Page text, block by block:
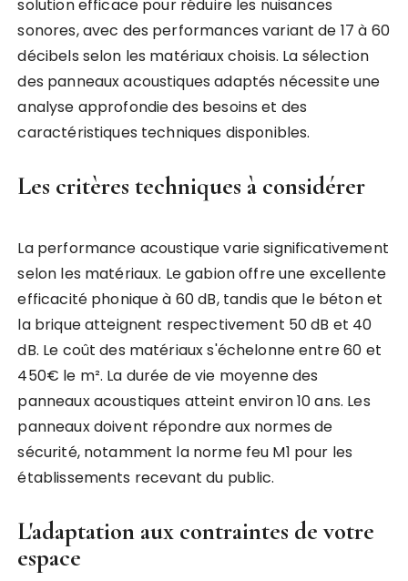
solution efficace pour réduire les nuisances
sonores, avec des performances variant de 17 à 60
décibels selon les matériaux choisis. La sélection
des panneaux acoustiques adaptés nécessite une
analyse approfondie des besoins et des
caractéristiques techniques disponibles.
Les critères techniques à considérer
La performance acoustique varie significativement
selon les matériaux. Le gabion offre une excellente
efficacité phonique à 60 dB, tandis que le béton et
la brique atteignent respectivement 50 dB et 40
dB. Le coût des matériaux s'échelonne entre 60 et
450€ le m². La durée de vie moyenne des
panneaux acoustiques atteint environ 10 ans. Les
panneaux doivent répondre aux normes de
sécurité, notamment la norme feu M1 pour les
établissements recevant du public.
L'adaptation aux contraintes de votre
espace